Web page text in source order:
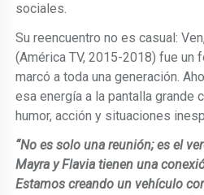
sociales.
Su reencuentro no es casual:
(América TV, 2015-2018) fue un
marcó a toda una generación.
esa energía a la pantalla grande
humor, acción y situaciones
“No es solo una reunión; es el
Mayra y Flavia tienen una
Estamos creando un vehículo